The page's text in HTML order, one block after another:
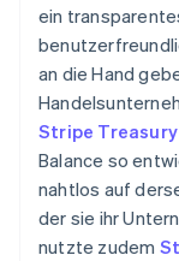
ein
an die Hand
Stripe
Balance so
nahtlos auf
der sie ihr
nutzte zudem